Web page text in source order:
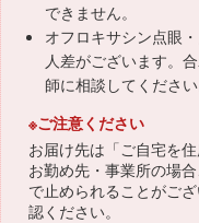
できません。
オフロキサシン点眼
人差がございます。
師に相談してください
※ご注意ください
お届け先は「ご自宅を
お勤め先・事業所の場
で止められることがご
認ください。